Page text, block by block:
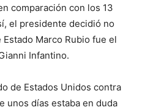
comparación con los 13
el presidente decidió no
Marco Rubio fue el
Infantino.
de Estados Unidos contra
unos días estaba en duda